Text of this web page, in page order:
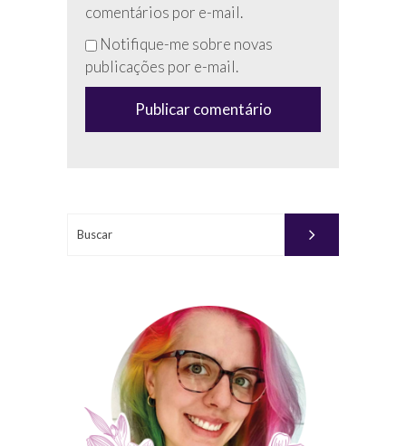
preencha
esse
campo
(anti-
comentários por e-mail.
Notifique-me sobre novas
publicações por e-mail.